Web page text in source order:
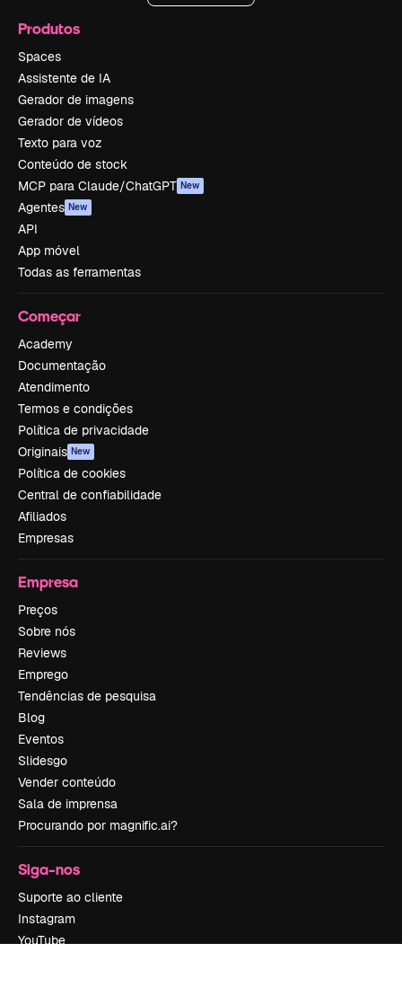
Produtos
Spaces
Assistente de IA
Gerador de imagens
Gerador de vídeos
Texto para voz
Conteúdo de stock
MCP para Claude/ChatGPT New
Agentes New
API
App móvel
Todas as ferramentas
Começar
Academy
Documentação
Atendimento
Termos e condições
Política de privacidade
Originais New
Política de cookies
Central de confiabilidade
Afiliados
Empresas
Empresa
Preços
Sobre nós
Reviews
Emprego
Tendências de pesquisa
Blog
Eventos
Slidesgo
Vender conteúdo
Sala de imprensa
Procurando por magnific.ai?
Siga-nos
Suporte ao cliente
Instagram
YouTube